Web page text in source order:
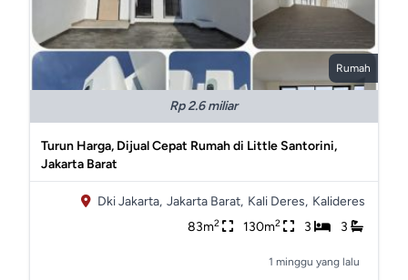
Rumah
Rp 2.6 miliar
Turun Harga, Dijual Cepat Rumah di Little Santorini,
Jakarta Barat
Dki Jakarta, Jakarta Barat, Kali Deres, Kalideres
83m2 130m2 3 3
1 minggu yang lalu